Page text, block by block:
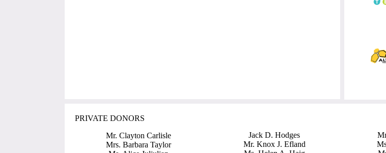
PRIVATE DONORS
Mr. Clayton Carlisle
Mrs. Barbara Taylor
Jack D. Hodges
Mr. Knox J. Efland